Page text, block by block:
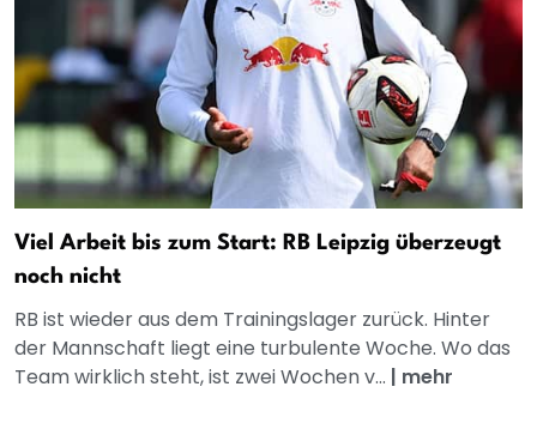
Viel Arbeit bis zum Start: RB Leipzig überzeugt
noch nicht
RB ist wieder aus dem Trainingslager zurück. Hinter
der Mannschaft liegt eine turbulente Woche. Wo das
Team wirklich steht, ist zwei Wochen v... | mehr